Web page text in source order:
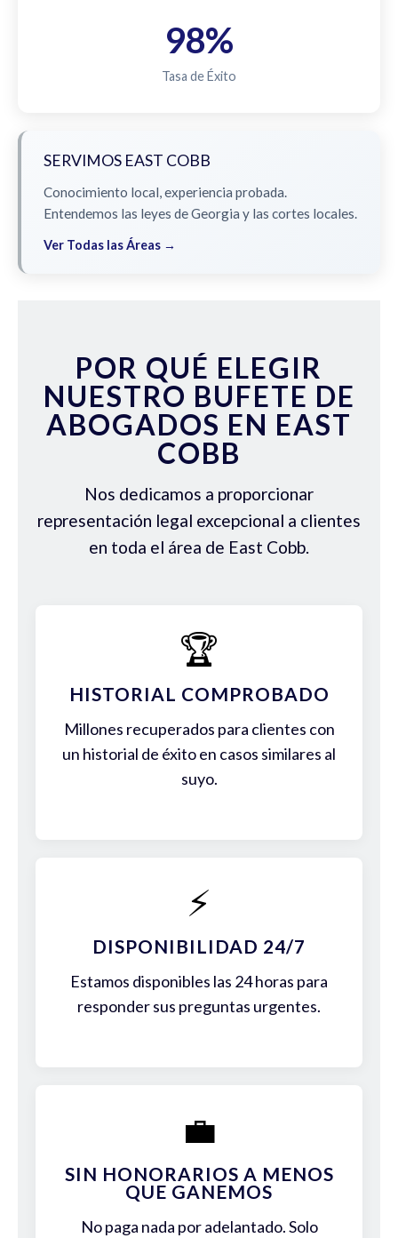
98%
Tasa de Éxito
SERVIMOS EAST COBB
Conocimiento local, experiencia probada.
Entendemos las leyes de Georgia y las cortes locales.
Ver Todas las Áreas →
POR QUÉ ELEGIR
NUESTRO BUFETE DE
ABOGADOS EN EAST
COBB
Nos dedicamos a proporcionar
representación legal excepcional a clientes
en toda el área de East Cobb.
🏆
HISTORIAL COMPROBADO
Millones recuperados para clientes con
un historial de éxito en casos similares al
suyo.
⚡
DISPONIBILIDAD 24/7
Estamos disponibles las 24 horas para
responder sus preguntas urgentes.
💼
SIN HONORARIOS A MENOS
QUE GANEMOS
No paga nada por adelantado. Solo